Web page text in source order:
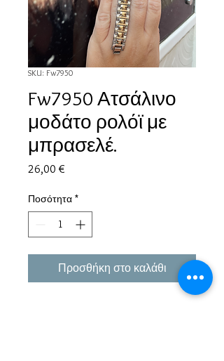
SKU: Fw7950
Fw7950 Ατσάλινο
μοδάτο ρολόϊ με
μπρασελέ.
26,00 €
Ποσότητα *
Προσθήκη στο καλάθι